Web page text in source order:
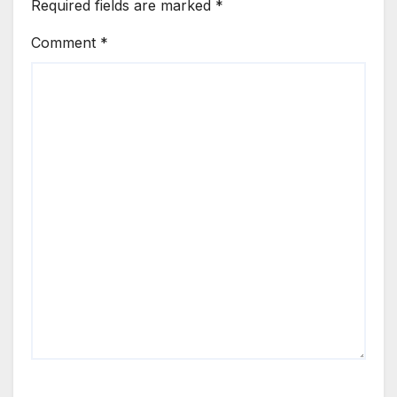
Required fields are marked *
Comment *